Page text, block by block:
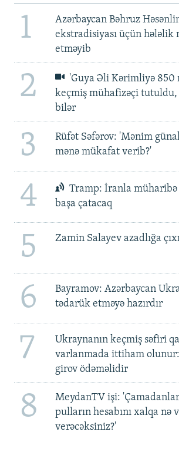
1
Azərbaycan Bəhruz
ekstradisiyası üçün hələlik
etməyib
2
'Guya Əli Kərimliyə 850
keçmiş mühafizəçi tutuldu,
bilər
3
Rüfət Səfərov: 'Mənim
mənə mükafat verib?'
4
Tramp: İranla
başa çatacaq
5 Zamin Salayev azadlığa
6
Bayramov: Azərbaycan
tədarük etməyə hazırdır
7
Ukraynanın keçmiş səfiri
varlanmada ittiham
girov ödəməlidir
8
MeydanTV işi:
pulların hesabını xalqa nə
verəcəksiniz?'